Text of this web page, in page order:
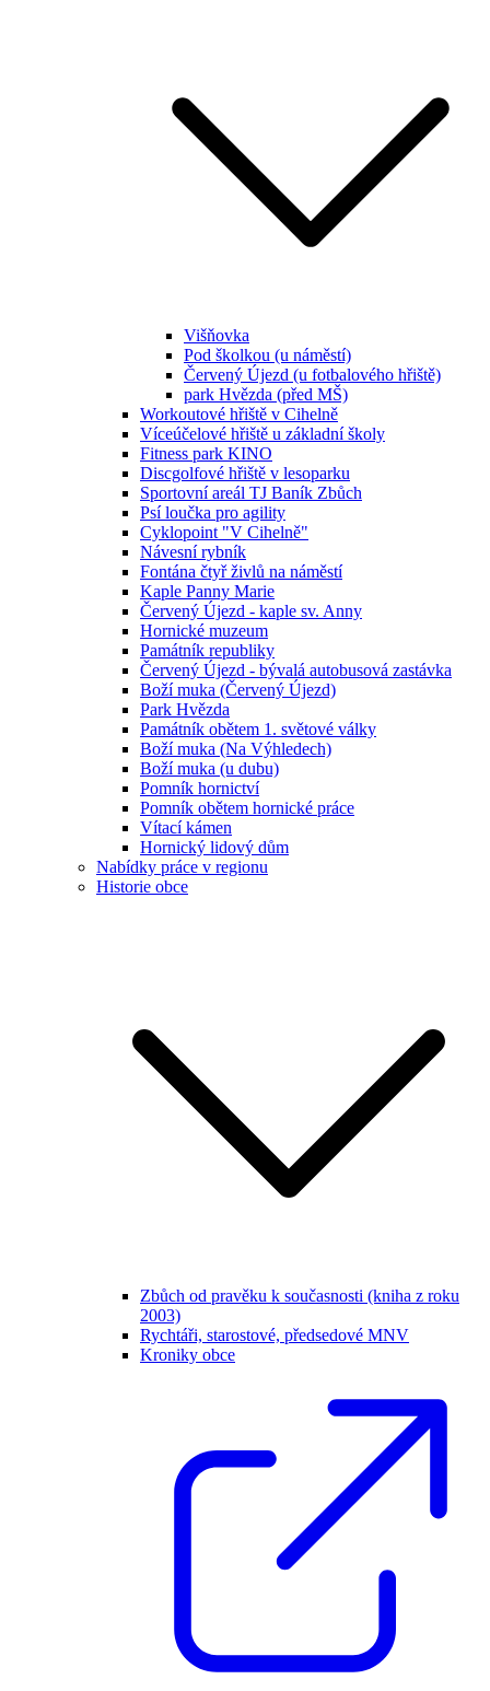
Višňovka
Pod školkou (u náměstí)
Červený Újezd (u fotbalového hřiště)
park Hvězda (před MŠ)
Workoutové hřiště v Cihelně
Víceúčelové hřiště u základní školy
Fitness park KINO
Discgolfové hřiště v lesoparku
Sportovní areál TJ Baník Zbůch
Psí loučka pro agility
Cyklopoint "V Cihelně"
Návesní rybník
Fontána čtyř živlů na náměstí
Kaple Panny Marie
Červený Újezd - kaple sv. Anny
Hornické muzeum
Památník republiky
Červený Újezd - bývalá autobusová zastávka
Boží muka (Červený Újezd)
Park Hvězda
Památník obětem 1. světové války
Boží muka (Na Výhledech)
Boží muka (u dubu)
Pomník hornictví
Pomník obětem hornické práce
Vítací kámen
Hornický lidový dům
Nabídky práce v regionu
Historie obce
Zbůch od pravěku k současnosti (kniha z roku
2003)
Rychtáři, starostové, předsedové MNV
Kroniky obce